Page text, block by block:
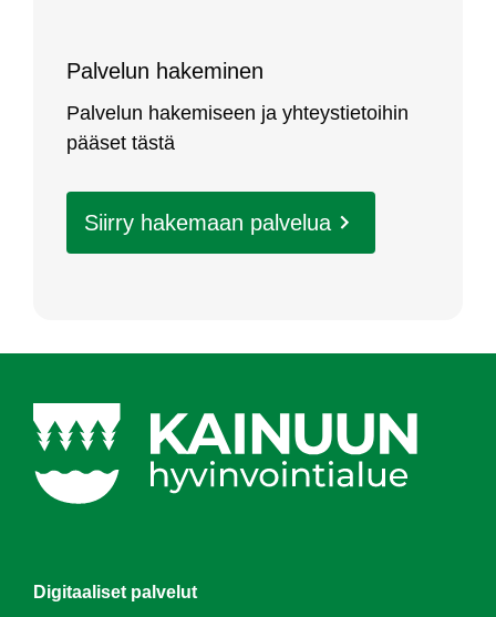
Pal­ve­lun ha­ke­mi­nen
Pal­ve­lun ha­ke­mi­seen ja yh­teys­tie­toi­hin
pää­set täs­tä
Siir­ry ha­ke­maan pal­ve­lua
Digitaaliset palvelut